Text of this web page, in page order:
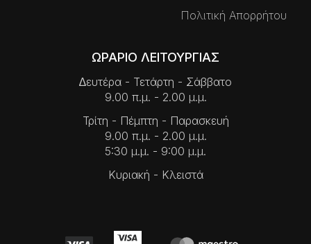
Πολιτική Απορρήτου
ΩΡΑΡΙΟ ΛΕΙΤΟΥΡΓΙΑΣ
∆ευτέρα - Τετάρτη - Σάββατο
9.00 π.μ. - 2.00 μ.μ.
Τρίτη - Πέμπτη - Παρασκευή
9.00 π.μ. - 2.00 μ.μ.
5:30 μ.μ. - 9:00 μ.μ.
Κυριακή - Κλειστά